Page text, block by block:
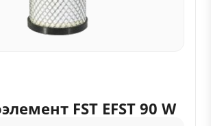
FST EFST 90 W